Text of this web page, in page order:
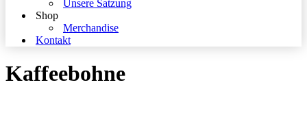
Unsere Satzung
Shop
Merchandise
Kontakt
Kaffeebohne